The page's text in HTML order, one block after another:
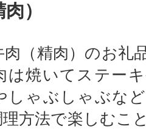
）
（精肉）のお礼
は焼いてステー
しゃぶしゃぶな
方法で楽しむこ